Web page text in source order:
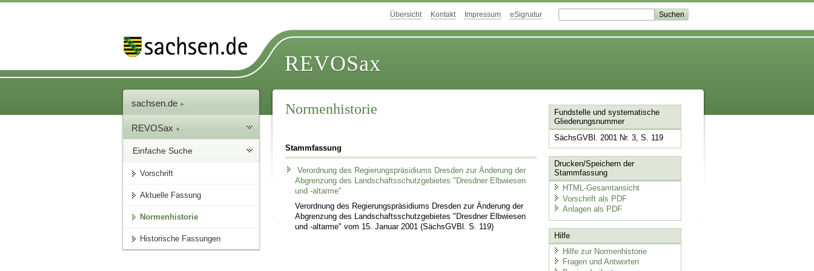
Übersicht Kontakt Impressum eSignatur
REVOSax
sachsen.de
REVOSax
Einfache Suche
Vorschrift
Aktuelle Fassung
Normenhistorie
Historische Fassungen
Normenhistorie
Stammfassung
Verordnung des Regierungspräsidiums Dresden zur Änderung der
Abgrenzung des Landschaftsschutzgebietes "Dresdner Elbwiesen
und -altarme"
Verordnung des Regierungspräsidiums Dresden zur Änderung der
Abgrenzung des Landschaftsschutzgebietes "Dresdner Elbwiesen
und -altarme" vom 15. Januar 2001 (SächsGVBl. S. 119)
Fundstelle und systematische
Gliederungsnummer
SächsGVBl. 2001 Nr. 3, S. 119
Drucken/Speichern der
Stammfassung
HTML-Gesamtansicht
Vorschrift als PDF
Anlagen als PDF
Hilfe
Hilfe zur Normenhistorie
Fragen und Antworten